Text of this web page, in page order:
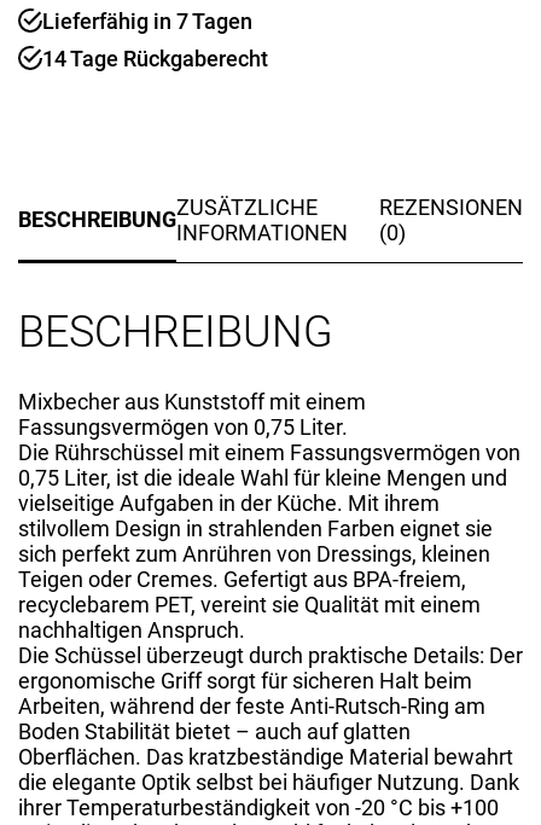
pink
Menge
Lieferfähig in 7 Tagen
14 Tage Rückgaberecht
BESCHREIBUNGZUSÄTZLICHE
INFORMATIONEN
REZENSIONEN
(0)
BESCHREIBUNG
Mixbecher aus Kunststoff mit einem
Fassungsvermögen von 0,75 Liter.
Die Rührschüssel mit einem Fassungsvermögen von
0,75 Liter, ist die ideale Wahl für kleine Mengen und
vielseitige Aufgaben in der Küche. Mit ihrem
stilvollem Design in strahlenden Farben eignet sie
sich perfekt zum Anrühren von Dressings, kleinen
Teigen oder Cremes. Gefertigt aus BPA-freiem,
recyclebarem PET, vereint sie Qualität mit einem
nachhaltigen Anspruch.
Die Schüssel überzeugt durch praktische Details: Der
ergonomische Griff sorgt für sicheren Halt beim
Arbeiten, während der feste Anti-Rutsch-Ring am
Boden Stabilität bietet – auch auf glatten
Oberflächen. Das kratzbeständige Material bewahrt
die elegante Optik selbst bei häufiger Nutzung. Dank
ihrer Temperaturbeständigkeit von -20 °C bis +100